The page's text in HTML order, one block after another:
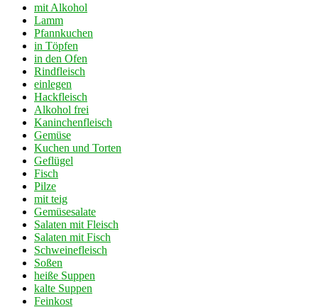
mit Alkohol
Lamm
Pfannkuchen
in Töpfen
in den Ofen
Rindfleisch
einlegen
Hackfleisch
Alkohol frei
Kaninchenfleisch
Gemüse
Kuchen und Torten
Geflügel
Fisch
Pilze
mit teig
Gemüsesalate
Salaten mit Fleisch
Salaten mit Fisch
Schweinefleisch
Soßen
heiße Suppen
kalte Suppen
Feinkost